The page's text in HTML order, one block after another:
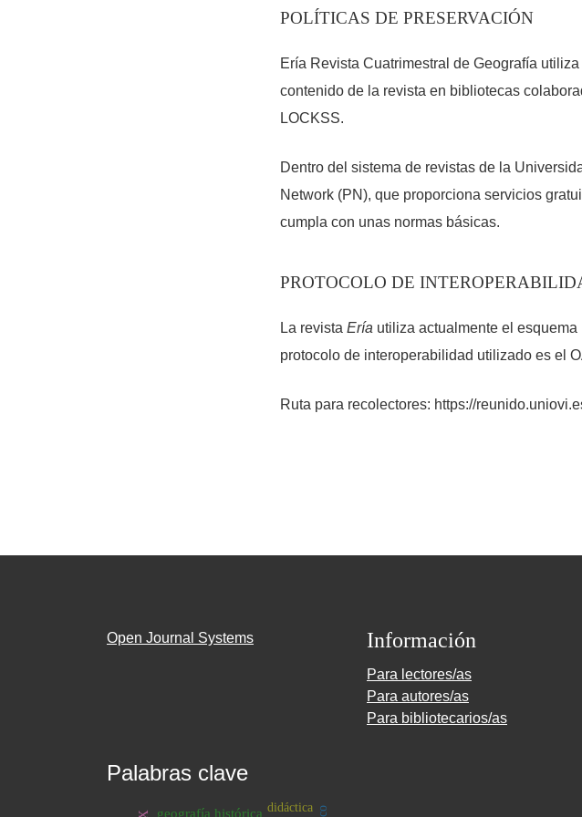
POLÍTICAS DE PRESERVACIÓN
Ería Revista Cuatrimestral de Geografía
contenido de la revista en bibliotecas
LOCKSS.
Dentro del sistema de revistas de la
Network (PN), que proporciona servicios
cumpla con unas normas básicas.
PROTOCOLO DE
La revista Ería utiliza actualmente el
protocolo de interoperabilidad utilizado es el
Ruta para recolectores: https://
Open Journal Systems Información
Para lectores/as
Para autores/as
Para bibliotecarios/as
Palabras clave
geografía histórica didáctica